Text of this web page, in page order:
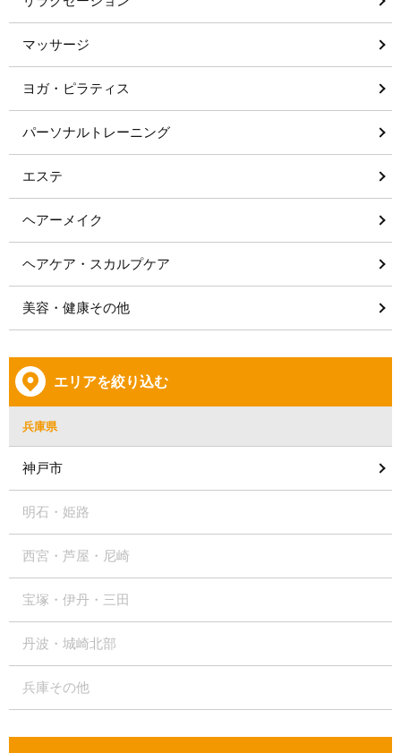
マッサージ
ヨガ・ピラティス
パーソナルトレーニング
エステ
ヘアーメイク
ヘアケア・スカルプケア
美容・健康その他
エリアを絞り込む
兵庫県
神戸市
明石・姫路
西宮・芦屋・尼崎
宝塚・伊丹・三田
丹波・城崎北部
兵庫その他